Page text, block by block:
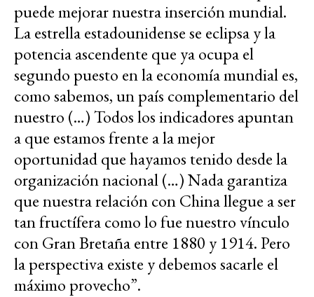
puede mejorar nuestra inserción mundial.
La estrella estadounidense se eclipsa y la
potencia ascendente que ya ocupa el
segundo puesto en la economía mundial es,
como sabemos, un país complementario del
nuestro (…) Todos los indicadores apuntan
a que estamos frente a la mejor
oportunidad que hayamos tenido desde la
organización nacional (…) Nada garantiza
que nuestra relación con China llegue a ser
tan fructífera como lo fue nuestro vínculo
con Gran Bretaña entre 1880 y 1914. Pero
la perspectiva existe y debemos sacarle el
máximo provecho”.